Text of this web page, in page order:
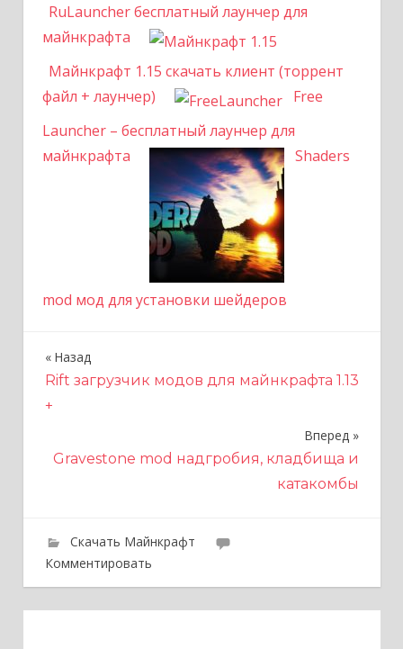
RuLauncher бесплатный лаунчер для
майнкрафта
Майнкрафт 1.15 скачать клиент (торрент
файл + лаунчер)
Free
Launcher – бесплатный лаунчер для
майнкрафта
Shaders
mod мод для установки шейдеров
Н
а
и
ц
и
Назад
Rift загрузчик модов для майнкрафта 1.13
+
Вперед
Gravestone mod надгробия, кладбища и
катакомбы
Скачать Майнкрафт
Комментировать